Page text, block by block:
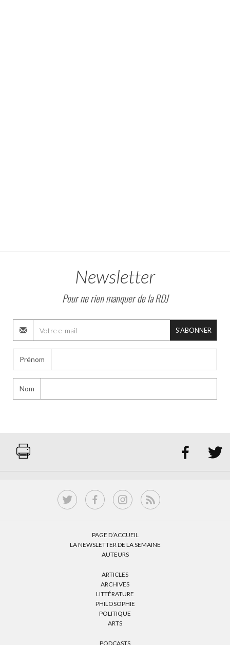
Newsletter
Pour ne rien manquer de la RDJ
S'ABONNER
Prénom
Nom
 
PAGE D’ACCUEIL
LA NEWSLETTER DE LA SEMAINE
AUTEURS
ARTICLES
ARCHIVES
LITTÉRATURE
PHILOSOPHIE
POLITIQUE
ARTS
PODCASTS